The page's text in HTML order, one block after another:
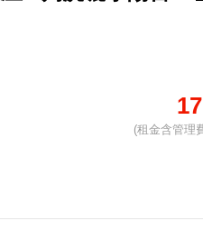
(租金含管理